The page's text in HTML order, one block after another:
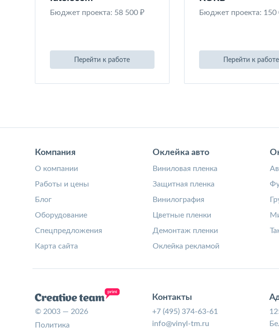
Бюджет проекта: 58 500 ₽
Перейти к работе
Бюджет проекта: 150
Перейти к работе
Компания
О компании
Работы и цены
Блог
Оборудование
Спецпредложения
Карта сайта
Оклейка авто
Виниловая пленка
Защитная пленка
Винилография
Цветные пленки
Демонтаж пленки
Оклейка рекламой
© 2003 — 2026
Политика
Контакты
+7 (495) 374-63-61
info@vinyl-tm.ru